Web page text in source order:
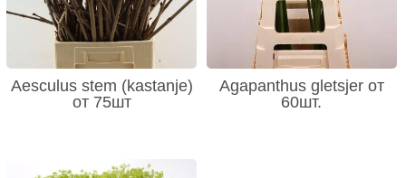
Aesculus stem (kastanje)
от 75шт
Agapanthus gletsjer от
60шт.